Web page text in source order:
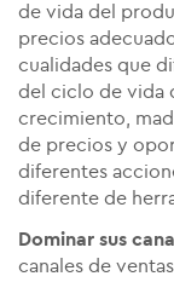
de vida del
precios
cualidades que
del ciclo de vida
crecimiento,
de precios y
diferentes
diferente de
Dominar sus
canales de